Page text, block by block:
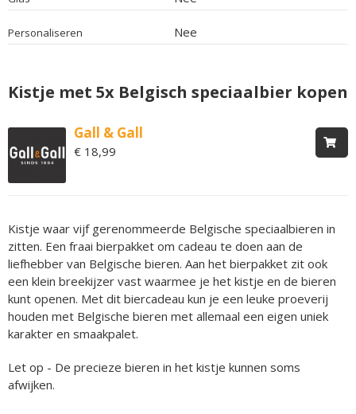
Personaliseren Nee
Kistje met 5x Belgisch speciaalbier kopen
Gall & Gall
€ 18,99
Kistje waar vijf gerenommeerde Belgische speciaalbieren in
zitten. Een fraai bierpakket om cadeau te doen aan de
liefhebber van Belgische bieren. Aan het bierpakket zit ook
een klein breekijzer vast waarmee je het kistje en de bieren
kunt openen. Met dit biercadeau kun je een leuke proeverij
houden met Belgische bieren met allemaal een eigen uniek
karakter en smaakpalet.
Let op - De precieze bieren in het kistje kunnen soms
afwijken.